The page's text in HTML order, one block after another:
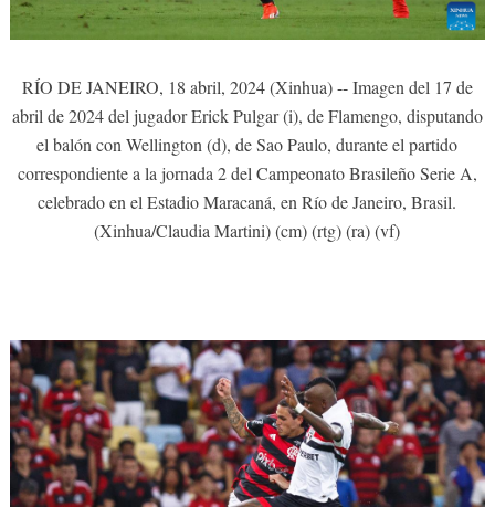
RÍO DE JANEIRO, 18 abril, 2024 (Xinhua) -- Imagen del 17 de
abril de 2024 del jugador Erick Pulgar (i), de Flamengo, disputando
el balón con Wellington (d), de Sao Paulo, durante el partido
correspondiente a la jornada 2 del Campeonato Brasileño Serie A,
celebrado en el Estadio Maracaná, en Río de Janeiro, Brasil.
(Xinhua/Claudia Martini) (cm) (rtg) (ra) (vf)